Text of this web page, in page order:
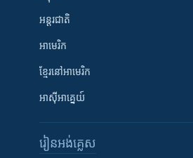
អន្តរជាតិ
អាមេរិក
ខ្មែរ​នៅអាមេរិក
អាស៊ីអាគ្នេយ៍
រៀន​​អង់គ្លេស